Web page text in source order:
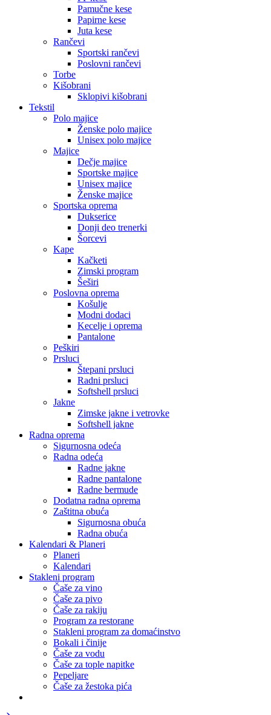
Pamučne kese
Papirne kese
Juta kese
Rančevi
Sportski rančevi
Poslovni rančevi
Torbe
Kišobrani
Sklopivi kišobrani
Tekstil
Polo majice
Ženske polo majice
Unisex polo majice
Majice
Dečje majice
Sportske majice
Unisex majice
Ženske majice
Sportska oprema
Dukserice
Donji deo trenerki
Šorcevi
Kape
Kačketi
Zimski program
Šeširi
Poslovna oprema
Košulje
Modni dodaci
Kecelje i oprema
Pantalone
Peškiri
Prsluci
Štepani prsluci
Radni prsluci
Softshell prsluci
Jakne
Zimske jakne i vetrovke
Softshell jakne
Radna oprema
Sigurnosna odeća
Radna odeća
Radne jakne
Radne pantalone
Radne bermude
Dodatna radna oprema
Zaštitna obuća
Sigurnosna obuća
Radna obuća
Kalendari & Planeri
Planeri
Kalendari
Stakleni program
Čaše za vino
Čaše za pivo
Čaše za rakiju
Program za restorane
Stakleni program za domaćinstvo
Bokali i činije
Čaše za vodu
Čaše za tople napitke
Pepeljare
Čaše za žestoka pića